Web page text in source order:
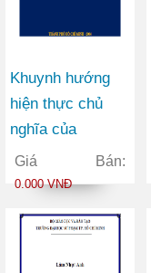
Khuynh hướng
hiện thực chủ
nghĩa của
Margaret Mitchell
trong tác phẩm
Giá Bán:
0.000 VNĐ